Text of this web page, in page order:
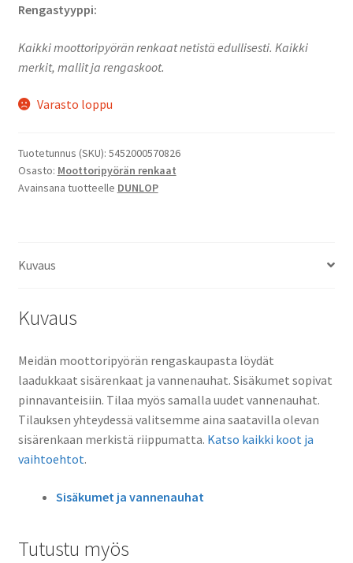
Rengastyyppi:
Kaikki moottoripyörän renkaat netistä edullisesti. Kaikki
merkit, mallit ja rengaskoot.
Varasto loppu
Tuotetunnus (SKU): 5452000570826
Osasto: Moottoripyörän renkaat
Avainsana tuotteelle DUNLOP
Kuvaus
Kuvaus
Meidän moottoripyörän rengaskaupasta löydät
laadukkaat sisärenkaat ja vannenauhat. Sisäkumet sopivat
pinnavanteisiin. Tilaa myös samalla uudet vannenauhat.
Tilauksen yhteydessä valitsemme aina saatavilla olevan
sisärenkaan merkistä riippumatta. Katso kaikki koot ja
vaihtoehtot.
Sisäkumet ja vannenauhat
Tutustu myös